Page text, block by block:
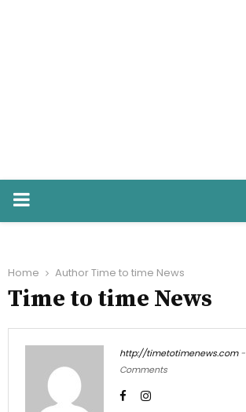
PRIMARY
Home AuthorTime to time News
Time to time News
http://timetotimenews.com-
Comments